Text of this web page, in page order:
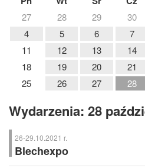
27 28 29 30
4
5 6 7
11
12 13 14
18
19 20 21
25
26 27 28
Wydarzenia: 28
26-29.10.2021 r.
Blechexpo